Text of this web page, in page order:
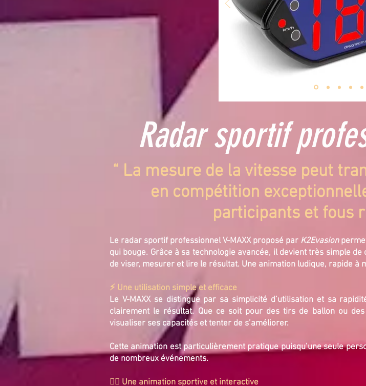
Radar sportif
“ La mesure de la vitesse peut
en compétition
participants et fous
Le radar sportif professionnel V-MAXX proposé par K2Evasion
qui bouge. Grâce à sa technologie avancée, il devient très simple
de viser, mesurer et lire le résultat. Une animation ludique, rapide à
⚡ Une utilisation simple et efficace
Le V-MAXX se distingue par sa simplicité d’utilisation et sa
clairement le résultat. Que ce soit pour des tirs de ballon ou
visualiser ses capacités et tenter de s’améliorer.
Cette animation est particulièrement pratique puisqu’une seule
de nombreux événements.
🏃‍♂️ Une animation sportive et interactive